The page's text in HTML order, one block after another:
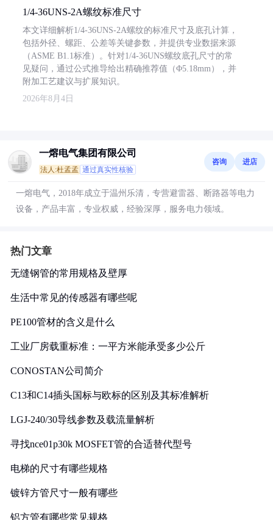
1/4-36UNS-2A螺纹标准尺寸
本文详细解析1/4-36UNS-2A螺纹的标准尺寸及底孔计算，
包括外径、螺距、公差等关键参数，并提供专业数据来源
（ASME B1.1标准）。针对1/4-36UNS螺纹底孔尺寸的常
见疑问，通过公式推导给出精确推荐值（Φ5.18mm），并
附加工艺建议与扩展知识。
2026年8月4日
一熔电气集团有限公司
法人:杜孟孟 通过真实性核验
咨询 进店
一熔电气，2018年成立于温州乐清，专营避雷器、断路器等电力
设备，产品丰富，专业权威，经验深厚，服务电力领域。
热门文章
无缝钢管的常用规格及壁厚
生活中常见的传感器有哪些呢
PE100管材的含义是什么
工业厂房载重标准：一平方米能承受多少公斤
CONOSTAN公司简介
C13和C14插头国标与欧标的区别及其标准解析
LGJ-240/30导线参数及载流量解析
寻找nce01p30k MOSFET管的合适替代型号
电梯的尺寸有哪些规格
镀锌方管尺寸一般有哪些
铝方管有哪些常见规格